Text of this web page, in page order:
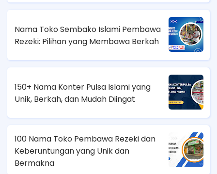
Nama Toko Sembako Islami Pembawa
Rezeki: Pilihan yang Membawa Berkah
150+ Nama Konter Pulsa Islami yang
Unik, Berkah, dan Mudah Diingat
100 Nama Toko Pembawa Rezeki dan
Keberuntungan yang Unik dan
Bermakna